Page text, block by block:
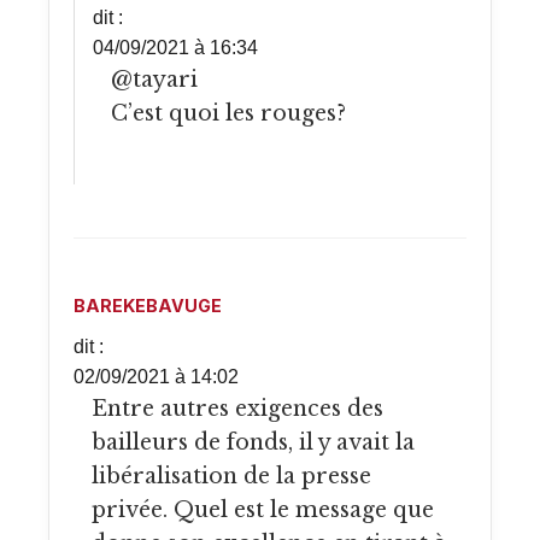
dit :
04/09/2021 à 16:34
@tayari
C’est quoi les rouges?
BAREKEBAVUGE
dit :
02/09/2021 à 14:02
Entre autres exigences des
bailleurs de fonds, il y avait la
libéralisation de la presse
privée. Quel est le message que